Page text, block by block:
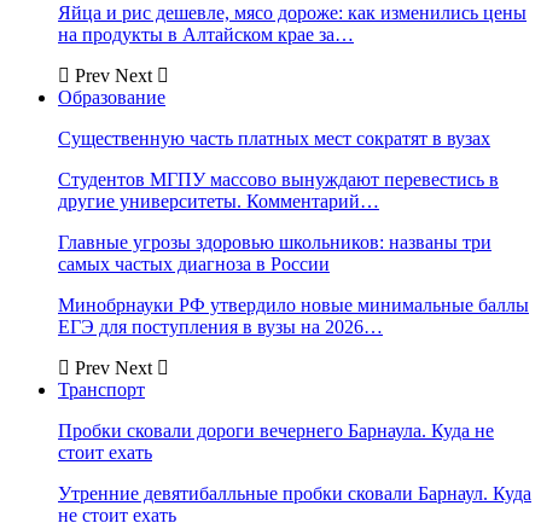
Яйца и рис дешевле, мясо дороже: как изменились цены
на продукты в Алтайском крае за…
Prev Next
Образование
Существенную часть платных мест сократят в вузах
Студентов МГПУ массово вынуждают перевестись в
другие университеты. Комментарий…
Главные угрозы здоровью школьников: названы три
самых частых диагноза в России
Минобрнауки РФ утвердило новые минимальные баллы
ЕГЭ для поступления в вузы на 2026…
Prev Next
Транспорт
Пробки сковали дороги вечернего Барнаула. Куда не
стоит ехать
Утренние девятибалльные пробки сковали Барнаул. Куда
не стоит ехать